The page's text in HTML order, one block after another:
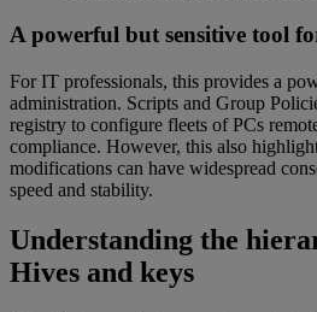
A powerful but sensitive tool
For IT professionals, this provides a
administration. Scripts and Group
registry to configure fleets of PCs
compliance. However, this also
modifications can have widespread
speed and stability.
Understanding the
Hives and keys